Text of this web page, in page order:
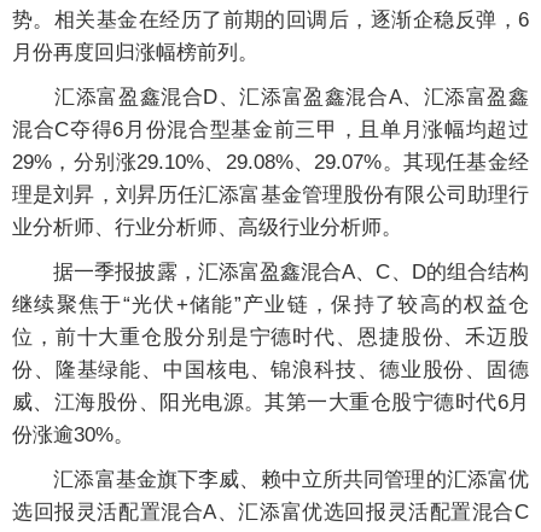
势。相关基金在经历了前期的回调后，逐渐企稳反弹，6
月份再度回归涨幅榜前列。
汇添富盈鑫混合D、汇添富盈鑫混合A、汇添富盈鑫
混合C夺得6月份混合型基金前三甲，且单月涨幅均超过
29%，分别涨29.10%、29.08%、29.07%。其现任基金经
理是刘昇 ，刘昇历任汇添富基金管理股份有限公司助理行
业分析师、行业分析师、高级行业分析师。
据一季报披露，汇添富盈鑫混合A、C、D的组合结构
继续聚焦于“光伏+储能”产业链，保持了较高的权益仓
位，前十大重仓股分别是宁德时代、恩捷股份、禾迈股
份、隆基绿能、中国核电、锦浪科技、德业股份、固德
威、江海股份、阳光电源。其第一大重仓股宁德时代6月
份涨逾30%。
汇添富基金旗下李威、赖中立所共同管理的汇添富优
选回报灵活配置混合A、汇添富优选回报灵活配置混合C